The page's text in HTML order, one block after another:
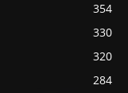
354
330
320
284